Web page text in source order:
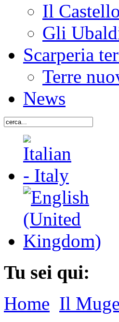
Il
Gli
Scarperia
Terre
News
Tu sei qui:
Home Il